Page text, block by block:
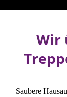
Wir
Saubere